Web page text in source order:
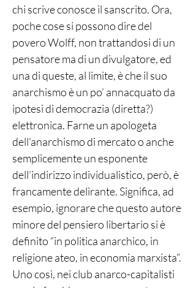
chi scrive conosce il sanscrito. Ora,
poche cose si possono dire del
povero Wolff, non trattandosi di un
pensatore ma di un divulgatore, ed
una di queste, al limite, è che il suo
anarchismo è un po’ annacquato da
ipotesi di democrazia (diretta?)
elettronica. Farne un apologeta
dell’anarchismo di mercato o anche
semplicemente un esponente
dell’indirizzo individualistico, però, è
francamente delirante. Significa, ad
esempio, ignorare che questo autore
minore del pensiero libertario si è
definito “in politica anarchico, in
religione ateo, in economia marxista”.
Uno così, nei club anarco-capitalisti